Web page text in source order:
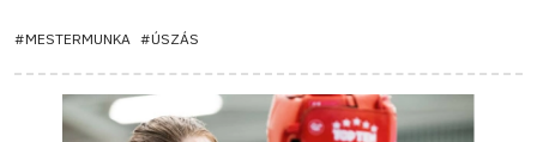
#MESTERMUNKA #ÚSZÁS